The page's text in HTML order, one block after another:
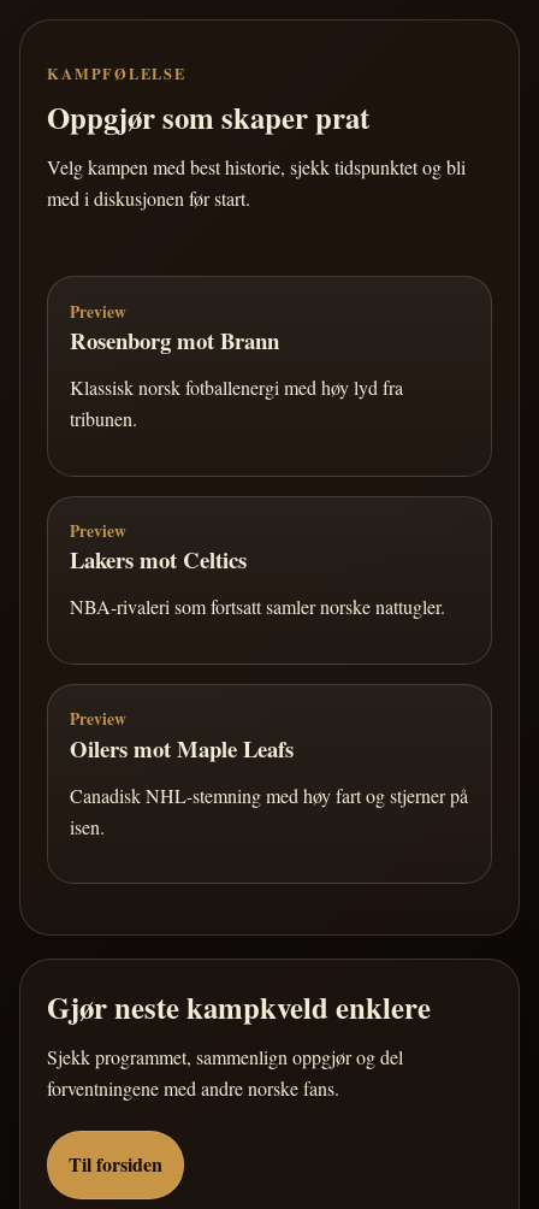
KAMPFØLELSE
Oppgjør som skaper prat
Velg kampen med best historie, sjekk tidspunktet og bli
med i diskusjonen før start.
Preview
Rosenborg mot Brann
Klassisk norsk fotballenergi med høy lyd fra
tribunen.
Preview
Lakers mot Celtics
NBA-rivaleri som fortsatt samler norske nattugler.
Preview
Oilers mot Maple Leafs
Canadisk NHL-stemning med høy fart og stjerner på
isen.
Gjør neste kampkveld enklere
Sjekk programmet, sammenlign oppgjør og del
forventningene med andre norske fans.
Til forsiden